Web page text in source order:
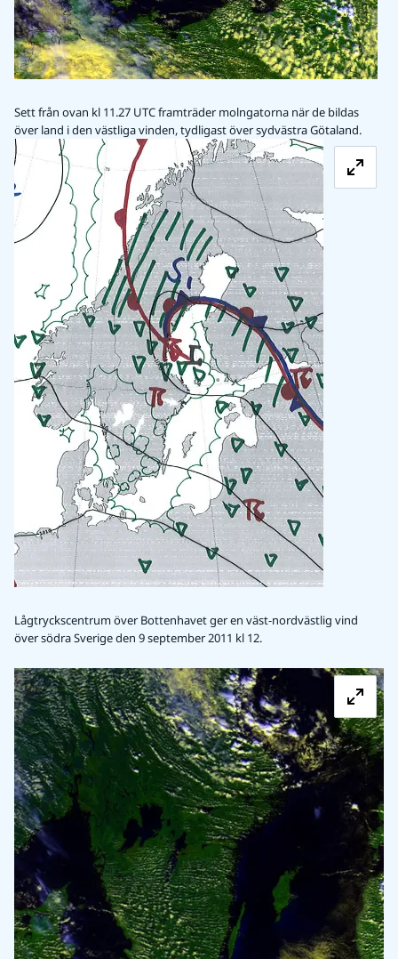
Sett från ovan kl 11.27 UTC framträder molngatorna när de bildas
över land i den västliga vinden, tydligast över sydvästra Götaland.
Förstora
Lågtryckscentrum över Bottenhavet ger en väst-nordvästlig vind
över södra Sverige den 9 september 2011 kl 12.